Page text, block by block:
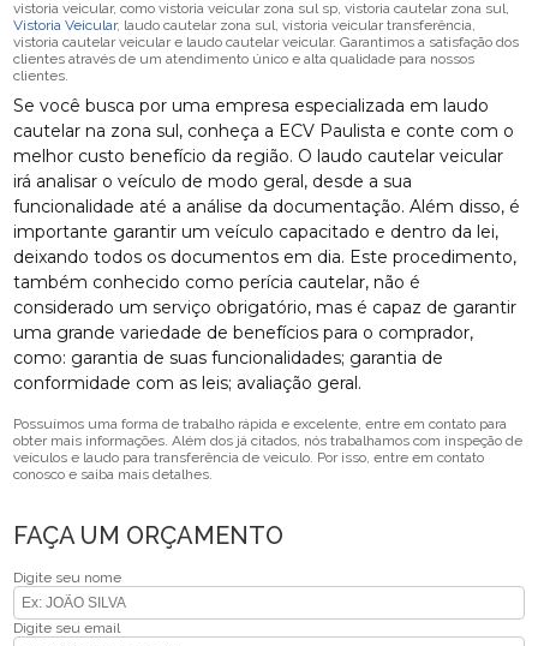
vistoria veicular, como vistoria veicular zona sul sp, vistoria cautelar zona sul,
Vistoria Veicular, laudo cautelar zona sul, vistoria veicular transferência,
vistoria cautelar veicular e laudo cautelar veicular. Garantimos a satisfação dos
clientes através de um atendimento único e alta qualidade para nossos
clientes.
Se você busca por uma empresa especializada em laudo
cautelar na zona sul, conheça a ECV Paulista e conte com o
melhor custo benefício da região. O laudo cautelar veicular
irá analisar o veículo de modo geral, desde a sua
funcionalidade até a análise da documentação. Além disso, é
importante garantir um veículo capacitado e dentro da lei,
deixando todos os documentos em dia. Este procedimento,
também conhecido como perícia cautelar, não é
considerado um serviço obrigatório, mas é capaz de garantir
uma grande variedade de benefícios para o comprador,
como: garantia de suas funcionalidades; garantia de
conformidade com as leis; avaliação geral.
Possuímos uma forma de trabalho rápida e excelente, entre em contato para
obter mais informações. Além dos já citados, nós trabalhamos com inspeção de
veículos e laudo para transferência de veiculo. Por isso, entre em contato
conosco e saiba mais detalhes.
FAÇA UM ORÇAMENTO
Digite seu nome
Digite seu email